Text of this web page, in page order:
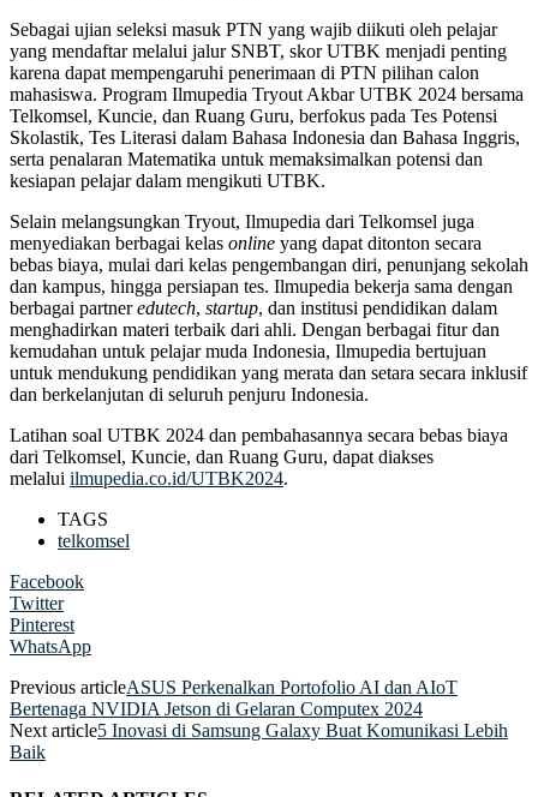
Sebagai ujian seleksi masuk PTN yang wajib diikuti oleh pelajar
yang mendaftar melalui jalur SNBT, skor UTBK menjadi penting
karena dapat mempengaruhi penerimaan di PTN pilihan calon
mahasiswa. Program Ilmupedia Tryout Akbar UTBK 2024 bersama
Telkomsel, Kuncie, dan Ruang Guru, berfokus pada Tes Potensi
Skolastik, Tes Literasi dalam Bahasa Indonesia dan Bahasa Inggris,
serta penalaran Matematika untuk memaksimalkan potensi dan
kesiapan pelajar dalam mengikuti UTBK.
Selain melangsungkan Tryout, Ilmupedia dari Telkomsel juga
menyediakan berbagai kelas online yang dapat ditonton secara
bebas biaya, mulai dari kelas pengembangan diri, penunjang sekolah
dan kampus, hingga persiapan tes. Ilmupedia bekerja sama dengan
berbagai partneredutech, startup, dan institusi pendidikan dalam
menghadirkan materi terbaik dari ahli. Dengan berbagai fitur dan
kemudahan untuk pelajar muda Indonesia, Ilmupedia bertujuan
untuk mendukung pendidikan yang merata dan setara secara inklusif
dan berkelanjutan di seluruh penjuru Indonesia.
Latihan soal UTBK 2024 dan pembahasannya secara bebas biaya
dari Telkomsel, Kuncie, dan Ruang Guru, dapat diakses
melalui ilmupedia.co.id/UTBK2024.
TAGS
telkomsel
Facebook
Twitter
Pinterest
WhatsApp
Previous articleASUS Perkenalkan Portofolio AI dan AIoT
Bertenaga NVIDIA Jetson di Gelaran Computex 2024
Next article5 Inovasi di Samsung Galaxy Buat Komunikasi Lebih
Baik